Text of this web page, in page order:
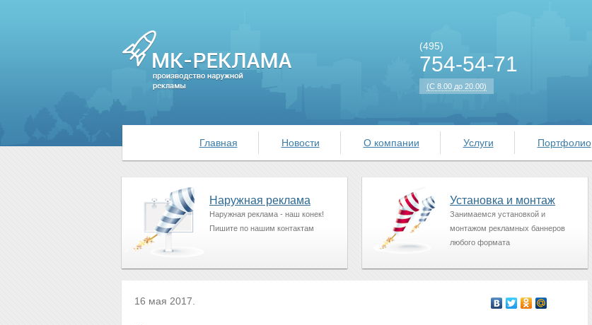
(495)
754-54-71
(С 8.00 до 20.00)
Главная Новости О компании Услуги Портфолио
Наружная реклама
Наружная реклама - наш конек!
Пишите по нашим контактам
Установка и монтаж
Занимаемся установкой и
монтажом рекламных баннеров
любого формата
16 мая 2017.